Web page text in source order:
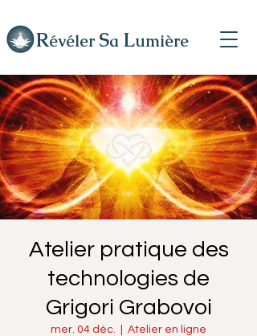
Révéler Sa Lumière
Atelier pratique des
technologies de
Grigori Grabovoi
mer. 04 déc. Atelier en ligne